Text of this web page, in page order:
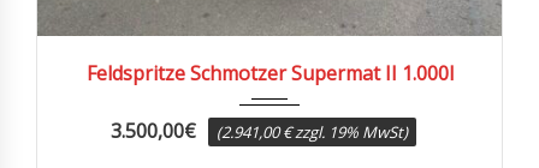
Feldspritze Schmotzer Supermat II 1.000l
3.500,00€ (2.941,00 € zzgl. 19% MwSt)